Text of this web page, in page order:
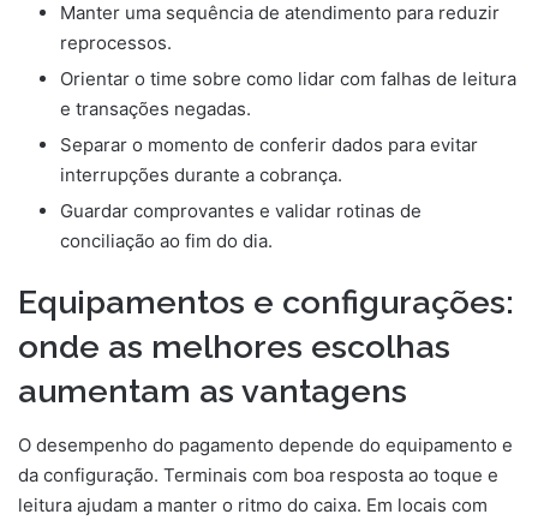
Manter uma sequência de atendimento para reduzir
reprocessos.
Orientar o time sobre como lidar com falhas de leitura
e transações negadas.
Separar o momento de conferir dados para evitar
interrupções durante a cobrança.
Guardar comprovantes e validar rotinas de
conciliação ao fim do dia.
Equipamentos e configurações:
onde as melhores escolhas
aumentam as vantagens
O desempenho do pagamento depende do equipamento e
da configuração. Terminais com boa resposta ao toque e
leitura ajudam a manter o ritmo do caixa. Em locais com